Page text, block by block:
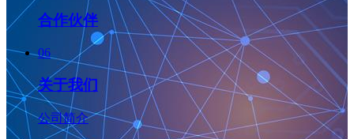
合作伙伴
06
关于我们
公司简介